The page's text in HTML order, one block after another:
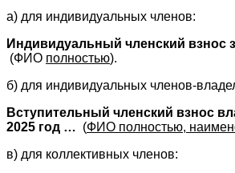
а) для индивидуальных членов:
Индивидуальный членский взнос
(ФИО полностью).
б) для индивидуальных членов-
Вступительный членский взнос
2025 год … (ФИО полностью,
в) для коллективных членов: